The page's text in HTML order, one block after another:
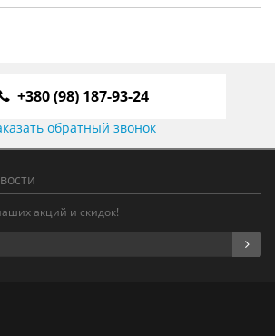
+380 (98) 187-93-24
обратный звонок
акций и скидок!